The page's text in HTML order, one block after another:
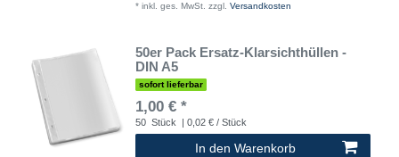
* inkl. ges. MwSt. zzgl. Versandkosten
50er Pack Ersatz-Klarsichthüllen -
DIN A5
sofort lieferbar
1,00 € *
50 Stück | 0,02 € / Stück
In den Warenkorb